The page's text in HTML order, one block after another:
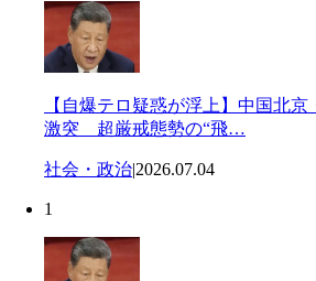
【自爆テロ疑惑が浮上】中国北
激突 超厳戒態勢の“飛…
社会・政治|2026.07.04
1